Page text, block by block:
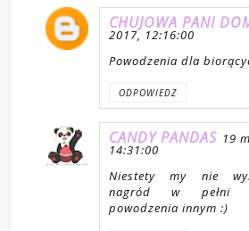
CHUJOWA PANI
2017, 12:16:00
Powodzenia dla
ODPOWIEDZ
CANDY PANDAS 19
14:31:00
Niestety my nie
nagród w pełni
powodzenia innym :)